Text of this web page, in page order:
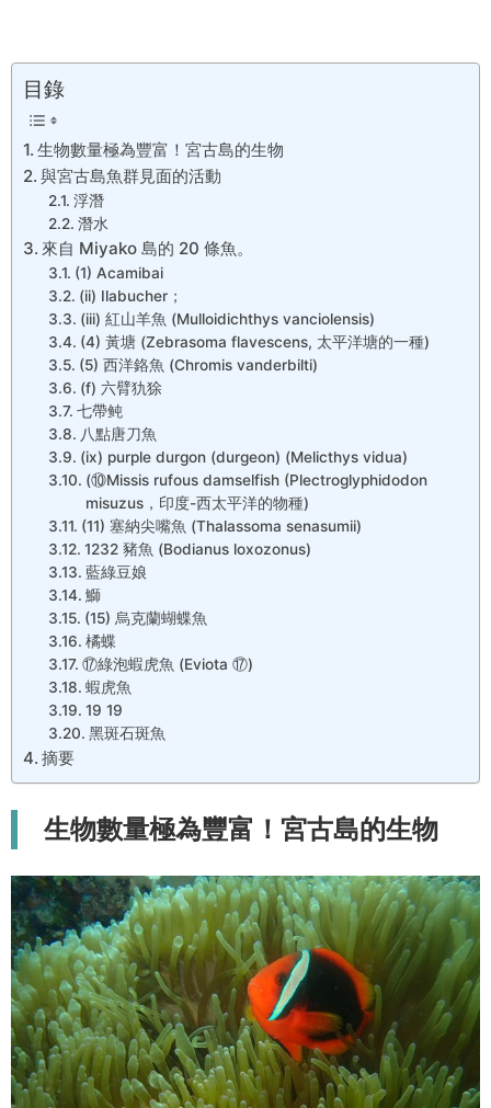
目錄
生物數量極為豐富！宮古島的生物
與宮古島魚群見面的活動
浮潛
潛水
來自 Miyako 島的 20 條魚。
(1) Acamibai
(ii) Ilabucher；
(iii) 紅山羊魚 (Mulloidichthys vanciolensis)
(4) 黃塘 (Zebrasoma flavescens, 太平洋塘的一種)
(5) 西洋鉻魚 (Chromis vanderbilti)
(f) 六臂犰狳
七帶鲀
八點唐刀魚
(ix) purple durgon (durgeon) (Melicthys vidua)
(⑩Missis rufous damselfish (Plectroglyphidodon
misuzus，印度-西太平洋的物種)
(11) 塞納尖嘴魚 (Thalassoma senasumii)
1232 豬魚 (Bodianus loxozonus)
藍綠豆娘
鰤
(15) 烏克蘭蝴蝶魚
橘蝶
⑰綠泡蝦虎魚 (Eviota ⑰)
蝦虎魚
19 19
黑斑石斑魚
摘要
生物數量極為豐富！宮古島的生物